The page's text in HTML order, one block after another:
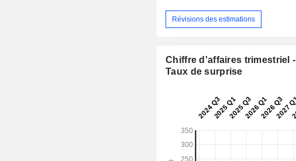
Révisions des estimations
Chiffre d'affaires trimestriel -
Taux de surprise